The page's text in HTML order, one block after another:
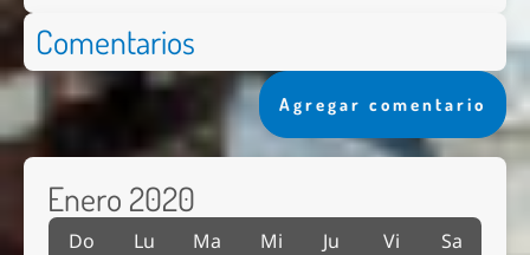
Comentarios
Agregar comentario
Enero 2020
Do Lu Ma Mi Ju Vi
Sa